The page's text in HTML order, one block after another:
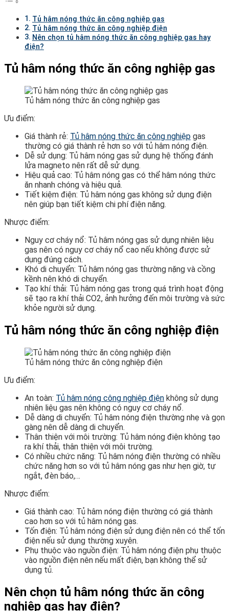
Tủ hâm nóng thức ăn công nghiệp gas
Tủ hâm nóng thức ăn công nghiệp điện
Nên chọn tủ hâm nóng thức ăn công nghiệp gas hay
điện?
Tủ hâm nóng thức ăn công nghiệp gas
Tủ hâm nóng thức ăn công nghiệp gas
Ưu điểm:
Giá thành rẻ: Tủ hâm nóng thức ăn công nghiệp gas
thường có giá thành rẻ hơn so với tủ hâm nóng điện.
Dễ sử dụng: Tủ hâm nóng gas sử dụng hệ thống đánh
lửa magneto nên rất dễ sử dụng.
Hiệu quả cao: Tủ hâm nóng gas có thể hâm nóng thức
ăn nhanh chóng và hiệu quả.
Tiết kiệm điện: Tủ hâm nóng gas không sử dụng điện
nên giúp bạn tiết kiệm chi phí điện năng.
Nhược điểm:
Nguy cơ cháy nổ: Tủ hâm nóng gas sử dụng nhiên liệu
gas nên có nguy cơ cháy nổ cao nếu không được sử
dụng đúng cách.
Khó di chuyển: Tủ hâm nóng gas thường nặng và cồng
kềnh nên khó di chuyển.
Tạo khí thải: Tủ hâm nóng gas trong quá trình hoạt động
sẽ tạo ra khí thải CO2, ảnh hưởng đến môi trường và sức
khỏe người sử dụng.
Tủ hâm nóng thức ăn công nghiệp điện
Tủ hâm nóng thức ăn công nghiệp điện
Ưu điểm:
An toàn: Tủ hâm nóng công nghiệp điện không sử dụng
nhiên liệu gas nên không có nguy cơ cháy nổ.
Dễ dàng di chuyển: Tủ hâm nóng điện thường nhẹ và gọn
gàng nên dễ dàng di chuyển.
Thân thiện với môi trường: Tủ hâm nóng điện không tạo
ra khí thải, thân thiện với môi trường.
Có nhiều chức năng: Tủ hâm nóng điện thường có nhiều
chức năng hơn so với tủ hâm nóng gas như hẹn giờ, tự
ngắt, đèn báo,…
Nhược điểm:
Giá thành cao: Tủ hâm nóng điện thường có giá thành
cao hơn so với tủ hâm nóng gas.
Tốn điện: Tủ hâm nóng điện sử dụng điện nên có thể tốn
điện nếu sử dụng thường xuyên.
Phụ thuộc vào nguồn điện: Tủ hâm nóng điện phụ thuộc
vào nguồn điện nên nếu mất điện, bạn không thể sử
dụng tủ.
Nên chọn tủ hâm nóng thức ăn công
nghiệp gas hay điện?